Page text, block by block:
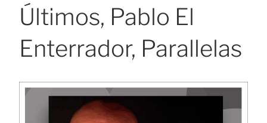
Últimos, Pablo El
Enterrador, Parallelas